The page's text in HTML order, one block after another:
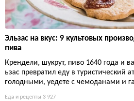
Эльзас на вкус: 9 культовых
пива
Крендели, шукрут, пиво 1640 года и
ьзас превратил еду в туристический
голодными, уедете с чемоданами и
Еда и рецепты 3 927